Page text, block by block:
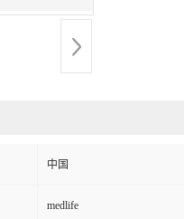
中国
medlife